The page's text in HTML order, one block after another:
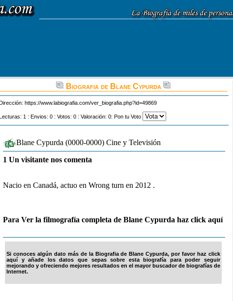
Biografia de Blane Cypurda
https://www.labiografia.com/ver_biografia.php?id=49869
1 : Envios: 0 : Votos: 0 : Valoración: 0: Pon tu Voto
Blane Cypurda (0000-0000) Cine y Televisión
1 Un visitante nos comenta
Nacio en Canadá, actuo en Wrong turn en 2012 .
Para Ver la filmografía completa de Blane Cypurda haz click aquí
Si conoces algún dato más de la Biografia de Blane Cypurda, por favor haz click
aquí y añade los datos que sepas sobre esta biografía para poder seguir
mejorando y ofreciendo mejores resultados en el mayor buscador de biografías de
Internet.